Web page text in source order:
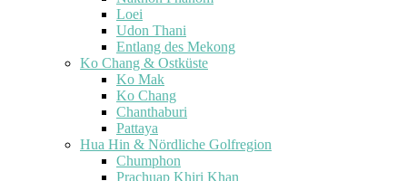
Loei
Udon Thani
Entlang des Mekong
Ko Chang & Ostküste
Ko Mak
Ko Chang
Chanthaburi
Pattaya
Hua Hin & Nördliche Golfregion
Chumphon
Prachuap Khiri Khan